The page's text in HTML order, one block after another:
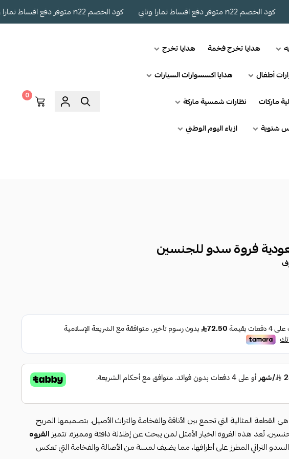
كود الخصم n22 متوفر دفع اقساط تمارا وتابي كود الخصم n22 متوفر دفع اقساط تمارا وتابي
هدايا تخرج فخمة
هدايا تخرج
أطفال
هدايا اكسسوارات السيارات
ماركات
نظارات شمسية ماركة
شتوية
ازياء اليوم الوطني
0
فروة سدو للجنسين
هي القطعة المثالية التي تجمع بين الأناقة والفخامة والتراث الأصيل. بتصميمها المريح
تُعد هذه الفروة الخيار الأمثل لمن يبحث عن إطلالة دافئة ومميزة. تتميزالفروه
التراثي المطرز على أطرافها، مما يضيف لمسة من الأصالة والفخامة التي تعكس